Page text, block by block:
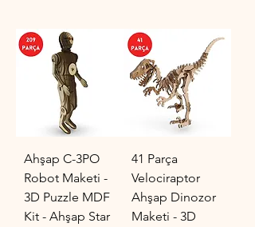
Ahşap C-3PO
Robot Maketi -
3D Puzzle MDF
Kit - Ahşap Star
41 Parça
Velociraptor
Ahşap Dinozor
Maketi - 3D